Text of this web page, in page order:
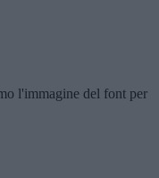
l'immagine del font per